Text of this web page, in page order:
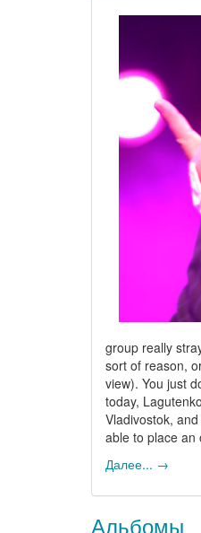
group really
sort of reason,
view). You just
today,
Vladivostok,
able to place
Далее... →
Альбомы